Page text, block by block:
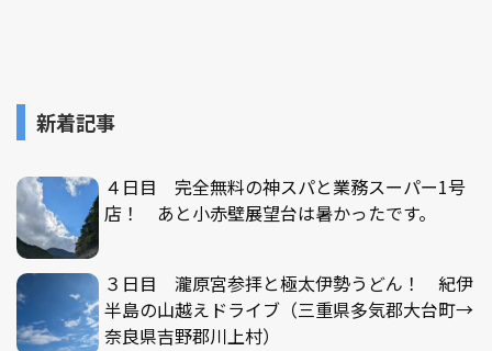
新着記事
４日目 完全無料の神スパと業務スーパー1号
店！ あと小赤壁展望台は暑かったです。
３日目 瀧原宮参拝と極太伊勢うどん！ 紀伊
半島の山越えドライブ（三重県多気郡大台町→
奈良県吉野郡川上村）